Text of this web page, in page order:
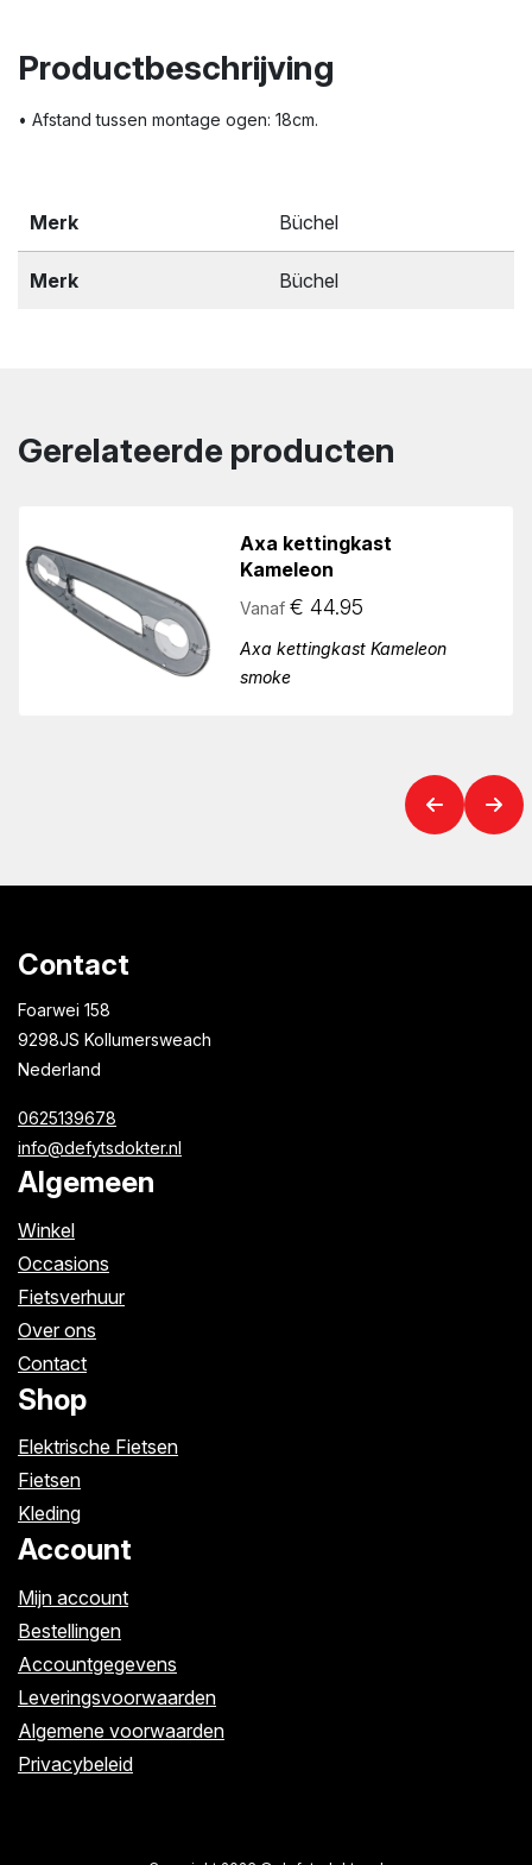
Productbeschrijving
• Afstand tussen montage ogen: 18cm.
Merk Büchel
Merk Büchel
Gerelateerde producten
Axa kettingkast
Kameleon
Vanaf € 44.95
Axa kettingkast Kameleon
smoke
Contact
Foarwei 158
9298JS Kollumersweach
Nederland
0625139678
info@defytsdokter.nl
Algemeen
Winkel
Occasions
Fietsverhuur
Over ons
Contact
Shop
Elektrische Fietsen
Fietsen
Kleding
Account
Mijn account
Bestellingen
Accountgegevens
Leveringsvoorwaarden
Algemene voorwaarden
Privacybeleid